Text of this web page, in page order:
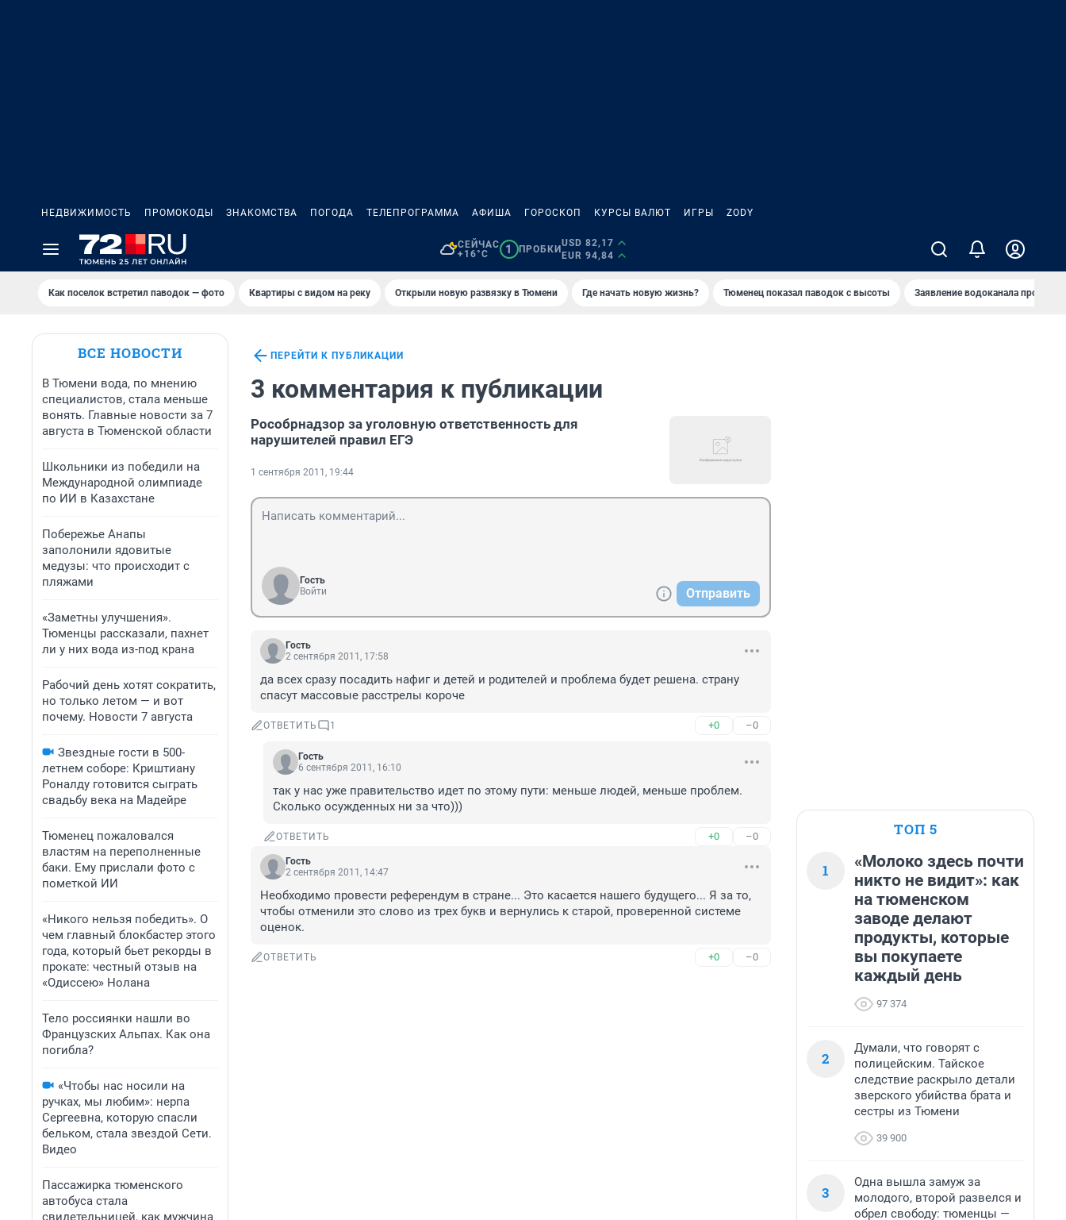
НЕДВИЖИМОСТЬ ПРОМОКОДЫ ЗНАКОМСТВА ПОГОДА ТЕЛЕПРОГРАММА АФИША ГОРОСКОП КУРСЫ ВАЛЮТ ИГРЫ ZODY
СЕЙЧАС
+16°C
1 ПРОБКИ
USD 82,17
EUR 94,84
Как поселок встретил паводок — фото Квартиры с видом на реку Открыли новую развязку в Тюмени Где начать новую жизнь? Тюменец показал паводок с высоты Заявление водоканала про
ВСЕ НОВОСТИ
В Тюмени вода, по мнению
специалистов, стала меньше
вонять. Главные новости за 7
августа в Тюменской области
Школьники из победили на
Международной олимпиаде
по ИИ в Казахстане
Побережье Анапы
заполонили ядовитые
медузы: что происходит с
пляжами
«Заметны улучшения».
Тюменцы рассказали, пахнет
ли у них вода из-под крана
Рабочий день хотят сократить,
но только летом — и вот
почему. Новости 7 августа
Звездные гости в 500-
летнем соборе: Криштиану
Роналду готовится сыграть
свадьбу века на Мадейре
Тюменец пожаловался
властям на переполненные
баки. Ему прислали фото с
пометкой ИИ
«Никого нельзя победить». О
чем главный блокбастер этого
года, который бьет рекорды в
прокате: честный отзыв на
«Одиссею» Нолана
Тело россиянки нашли во
Французских Альпах. Как она
погибла?
«Чтобы нас носили на
ручках, мы любим»: нерпа
Сергеевна, которую спасли
бельком, стала звездой Сети.
Видео
Пассажирка тюменского
автобуса стала
свидетельницей, как мужчина
ПЕРЕЙТИ К ПУБЛИКАЦИИ
3 комментария к публикации
Рособрнадзор за уголовную ответственность для
нарушителей правил ЕГЭ
1 сентября 2011, 19:44
Гость
Войти
Отправить
Гость
2 сентября 2011, 17:58
да всех сразу посадить нафиг и детей и родителей и проблема будет решена. страну
спасут массовые расстрелы короче
ОТВЕТИТЬ 1 +0 –0
Гость
6 сентября 2011, 16:10
так у нас уже правительство идет по этому пути: меньше людей, меньше проблем.
Сколько осужденных ни за что)))
ОТВЕТИТЬ +0 –0
Гость
2 сентября 2011, 14:47
Необходимо провести референдум в стране... Это касается нашего будущего... Я за то,
чтобы отменили это слово из трех букв и вернулись к старой, проверенной системе
оценок.
ОТВЕТИТЬ +0 –0
ТОП 5
1
«Молоко здесь почти
никто не видит»: как
на тюменском
заводе делают
продукты, которые
вы покупаете
каждый день
97 374
2
Думали, что говорят с
полицейским. Тайское
следствие раскрыло детали
зверского убийства брата и
сестры из Тюмени
39 900
3
Одна вышла замуж за
молодого, второй развелся и
обрел свободу: тюменцы —